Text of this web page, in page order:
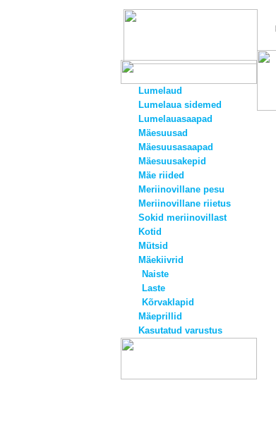
Lumelaud
Lumelaua sidemed
Lumelauasaapad
Mäesuusad
Mäesuusasaapad
Mäesuusakepid
Mäe riided
Meriinovillane pesu
Meriinovillane riietus
Sokid meriinovillast
Kotid
Mütsid
Mäekiivrid
Naiste
Laste
Kõrvaklapid
Mäeprillid
Kasutatud varustus